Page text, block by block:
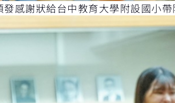
感謝狀給台中教育大學附設國小